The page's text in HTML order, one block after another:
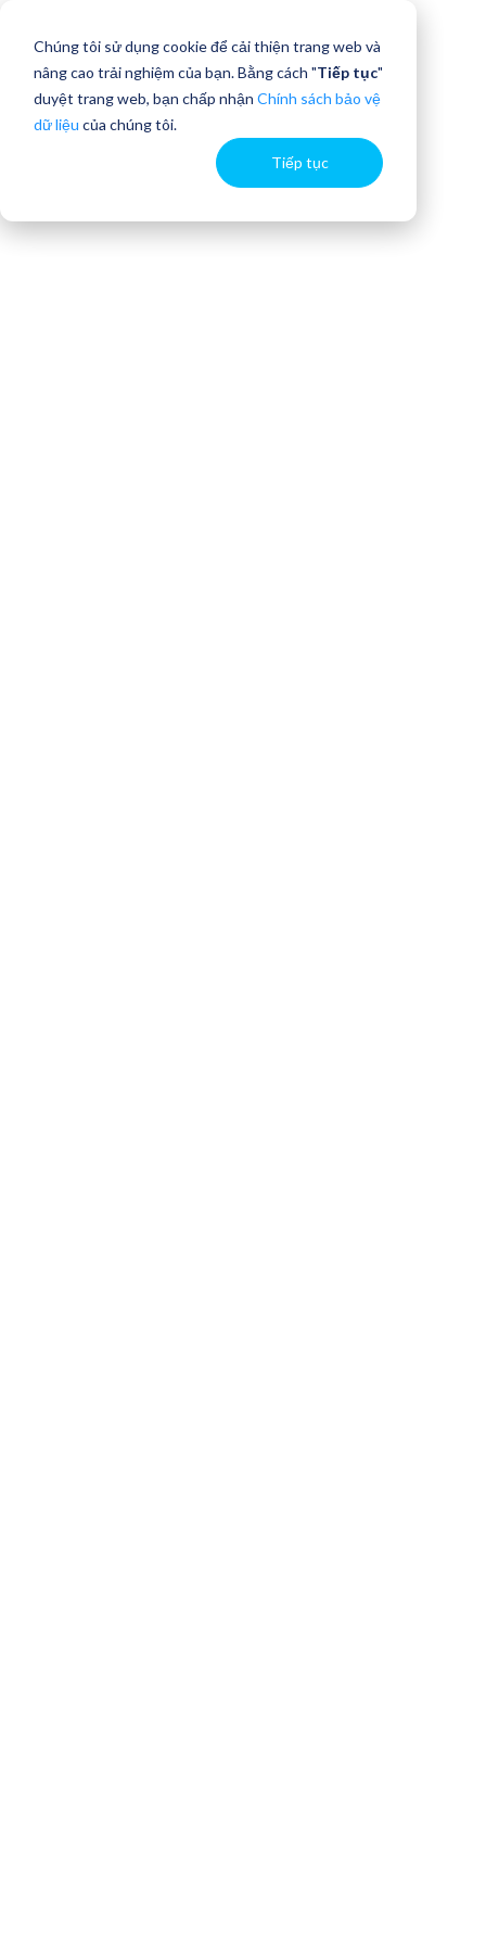
Chúng tôi sử dụng cookie để cải thiện trang web và
nâng cao trải nghiệm của bạn. Bằng cách "Tiếp tục"
duyệt trang web, bạn chấp nhận Chính sách bảo vệ
dữ liệu của chúng tôi.
Tiếp tục